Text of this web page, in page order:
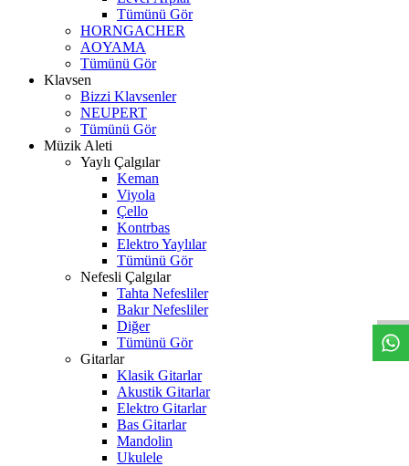
Tümünü Gör
HORNGACHER
AOYAMA
Tümünü Gör
Klavsen
Bizzi Klavsenler
NEUPERT
Tümünü Gör
Müzik Aleti
Yaylı Çalgılar
Keman
Viyola
Çello
Kontrbas
Elektro Yaylılar
Tümünü Gör
Nefesli Çalgılar
Tahta Nefesliler
Bakır Nefesliler
Diğer
Tümünü Gör
Gitarlar
Klasik Gitarlar
Akustik Gitarlar
Elektro Gitarlar
Bas Gitarlar
Mandolin
Ukulele